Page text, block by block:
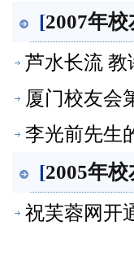
[2007年
芦水长流 教
厦门校友会
李光前先生
[2005年
祝芙蓉网开